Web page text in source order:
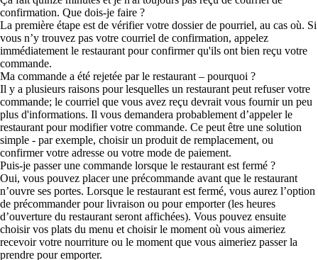
confirmation. Que dois-je faire ?
La première étape est de vérifier votre dossier de pourriel, au cas où. Si
vous n’y trouvez pas votre courriel de confirmation, appelez
immédiatement le restaurant pour confirmer qu'ils ont bien reçu votre
commande.
Ma commande a été rejetée par le restaurant – pourquoi ?
Il y a plusieurs raisons pour lesquelles un restaurant peut refuser votre
commande; le courriel que vous avez reçu devrait vous fournir un peu
plus d'informations. Il vous demandera probablement d’appeler le
restaurant pour modifier votre commande. Ce peut être une solution
simple - par exemple, choisir un produit de remplacement, ou
confirmer votre adresse ou votre mode de paiement.
Puis-je passer une commande lorsque le restaurant est fermé ?
Oui, vous pouvez placer une précommande avant que le restaurant
n’ouvre ses portes. Lorsque le restaurant est fermé, vous aurez l’option
de précommander pour livraison ou pour emporter (les heures
d’ouverture du restaurant seront affichées). Vous pouvez ensuite
choisir vos plats du menu et choisir le moment où vous aimeriez
recevoir votre nourriture ou le moment que vous aimeriez passer la
prendre pour emporter.